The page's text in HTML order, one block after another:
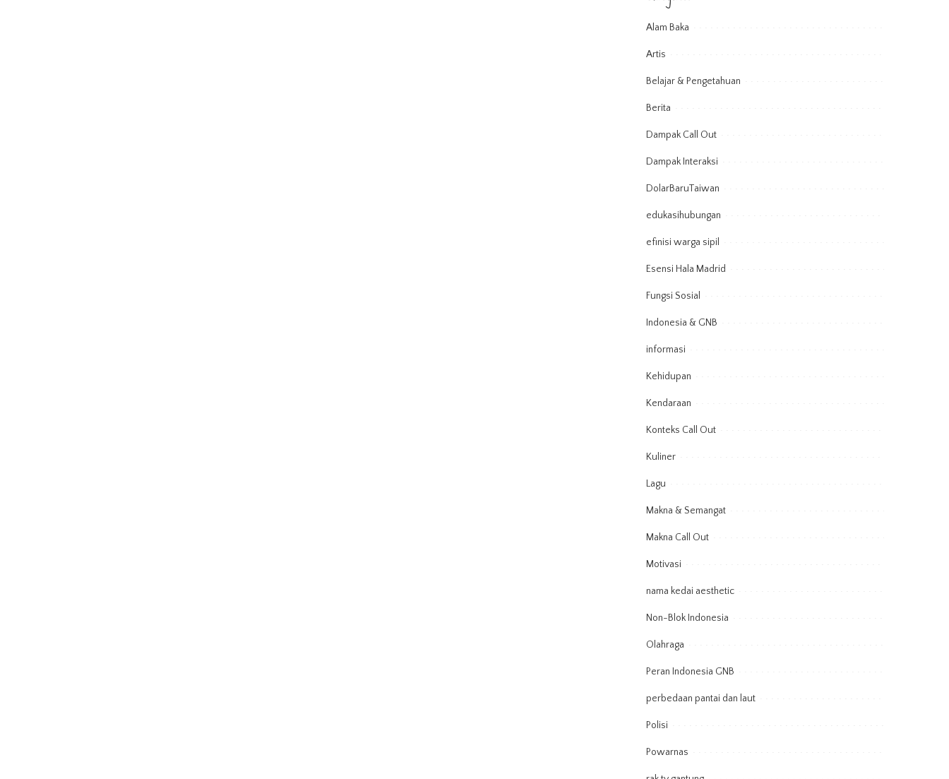
Alam Baka
Artis
Belajar & Pengetahuan
Berita
Dampak Call Out
Dampak Interaksi
DolarBaruTaiwan
edukasihubungan
efinisi warga sipil
Esensi Hala Madrid
Fungsi Sosial
Indonesia & GNB
informasi
Kehidupan
Kendaraan
Konteks Call Out
Kuliner
Lagu
Makna & Semangat
Makna Call Out
Motivasi
nama kedai aesthetic
Non-Blok Indonesia
Olahraga
Peran Indonesia GNB
perbedaan pantai dan laut
Polisi
Powarnas